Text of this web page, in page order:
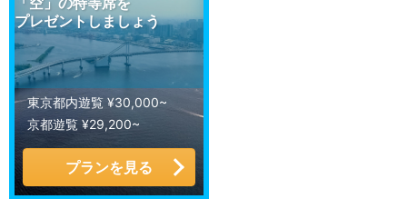
プレゼントしましょう
東京都内遊覧 ¥30,000~
京都遊覧 ¥29,200~
プランを見る